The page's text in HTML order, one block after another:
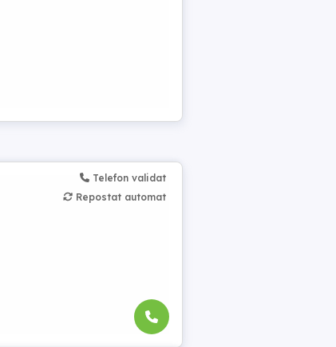
Telefon validat
Repostat automat